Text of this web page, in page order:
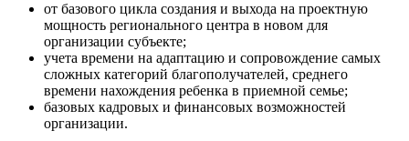
от базового цикла создания и выхода на проектную
мощность регионального центра в новом для
организации субъекте;
учета времени на адаптацию и сопровождение самых
сложных категорий благополучателей, среднего
времени нахождения ребенка в приемной семье;
базовых кадровых и финансовых возможностей
организации.